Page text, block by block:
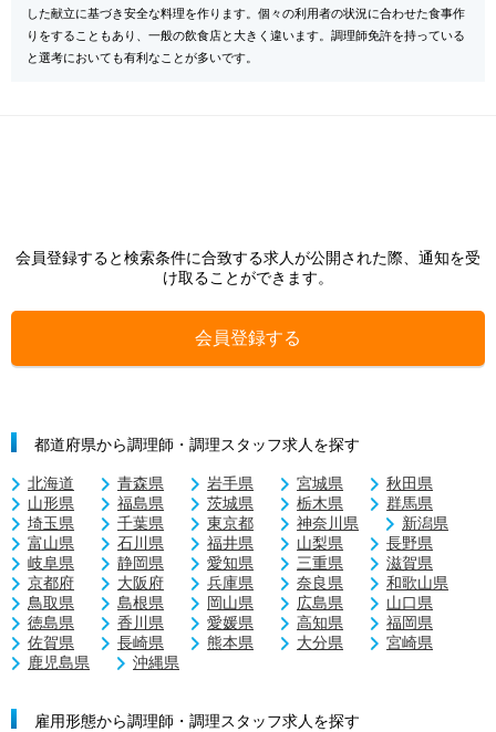
した献立に基づき安全な料理を作ります。個々の利用者の状況に合わせた食事作
りをすることもあり、一般の飲食店と大きく違います。調理師免許を持っている
と選考においても有利なことが多いです。
会員登録すると検索条件に合致する求人が公開された際、通知を受
け取ることができます。
会員登録する
都道府県から調理師・調理スタッフ求人を探す
北海道 青森県 岩手県 宮城県
秋田県
山形県
福島県 茨城県 栃木県
群馬県
埼玉県
千葉県 東京都 神奈川県
新潟県
富山県
石川県 福井県 山梨県
長野県
岐阜県
静岡県 愛知県 三重県
滋賀県
京都府
大阪府 兵庫県 奈良県
和歌山県
鳥取県
島根県 岡山県 広島県
山口県
徳島県
香川県 愛媛県 高知県
福岡県
佐賀県
長崎県 熊本県 大分県
宮崎県
鹿児島県
沖縄県
雇用形態から調理師・調理スタッフ求人を探す